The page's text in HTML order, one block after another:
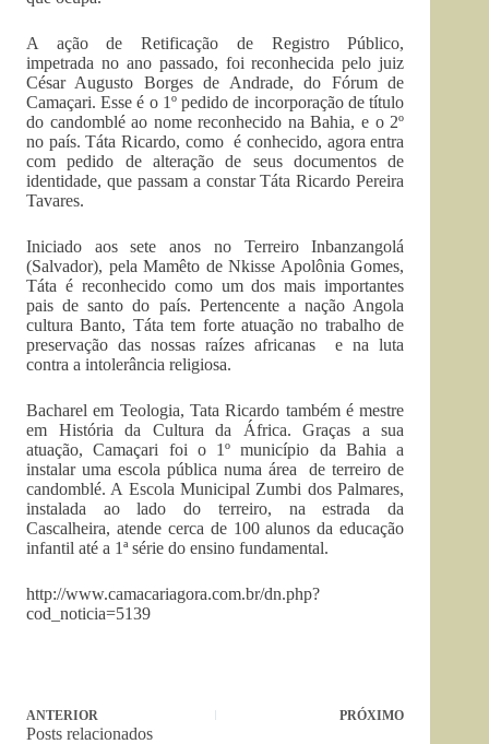
A ação de Retificação de Registro Público,
impetrada no ano passado, foi reconhecida pelo juiz
César Augusto Borges de Andrade, do Fórum de
Camaçari. Esse é o 1º pedido de incorporação de título
do candomblé ao nome reconhecido na Bahia, e o 2º
no país. Táta Ricardo, como é conhecido, agora entra
com pedido de alteração de seus documentos de
identidade, que passam a constar Táta Ricardo Pereira
Tavares.
Iniciado aos sete anos no Terreiro Inbanzangolá
(Salvador), pela Mamêto de Nkisse Apolônia Gomes,
Táta é reconhecido como um dos mais importantes
pais de santo do país. Pertencente a nação Angola
cultura Banto, Táta tem forte atuação no trabalho de
preservação das nossas raízes africanas e na luta
contra a intolerância religiosa.
Bacharel em Teologia, Tata Ricardo também é mestre
em História da Cultura da África. Graças a sua
atuação, Camaçari foi o 1º município da Bahia a
instalar uma escola pública numa área de terreiro de
candomblé. A Escola Municipal Zumbi dos Palmares,
instalada ao lado do terreiro, na estrada da
Cascalheira, atende cerca de 100 alunos da educação
infantil até a 1ª série do ensino fundamental.
http://www.camacariagora.com.br/dn.php?
cod_noticia=5139
ANTERIOR PRÓXIMO
Posts relacionados